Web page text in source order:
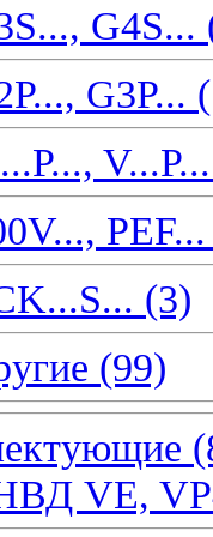
G4S...
G3P...
(3)
(99)
VE,